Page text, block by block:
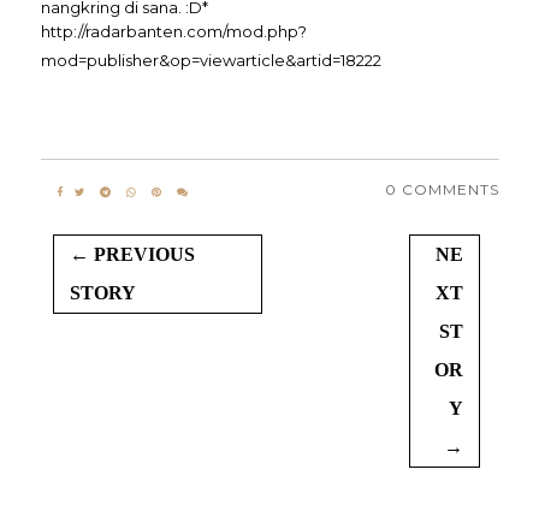
nangkring di sana. :D*
http://radarbanten.com/mod.php?
mod=publisher&op=viewarticle&artid=18222
0 COMMENTS
← PREVIOUS
STORY
NE
XT
ST
OR
Y
→